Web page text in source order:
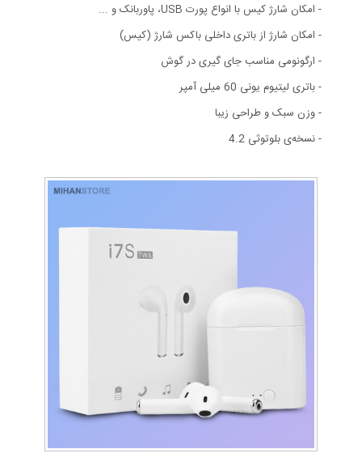
- امکان شارژ کیس با انواع پورت USB، پاوربانک و ...
- امکان شارژ از باتری داخلی باکس شارژ (کیس)
- ارگونومی مناسب جای گیری در گوش
- باتری لیتیوم یونی 60 میلی آمپر
- وزن سبک و طراحی زیبا
- نسخه‌ی بلوتوثی 4.2